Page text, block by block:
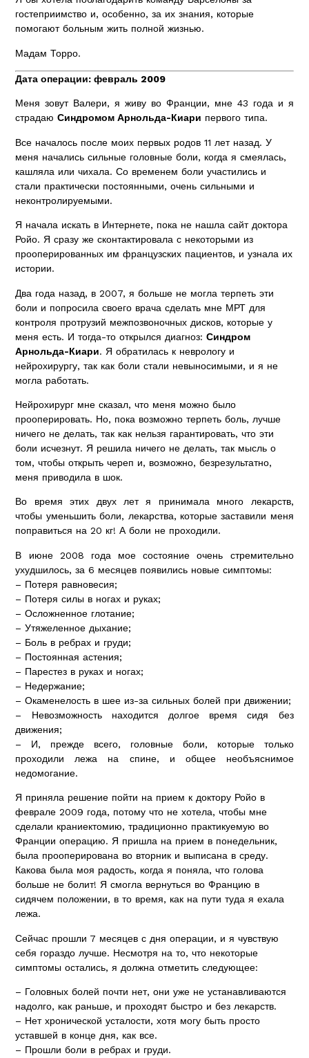
гостеприимство и, особенно, за их знания, которые
помогают больным жить полной жизнью.
Мадам Торро.
Дата операции: февраль 2009
Меня зовут Валери, я живу во Франции, мне 43 года и я
страдаюСиндромом Арнольда-Киари первого типа.
Все началось после моих первых родов 11 лет назад. У
меня начались сильные головные боли, когда я смеялась,
кашляла или чихала. Со временем боли участились и
стали практически постоянными, очень сильными и
неконтролируемыми.
Я начала искать в Интернете, пока не нашла сайт доктора
Ройо. Я сразу же сконтактировала с некоторыми из
прооперированных им французских пациентов, и узнала их
истории.
Два года назад, в 2007, я больше не могла терпеть эти
боли и попросила своего врача сделать мне МРТ для
контроля протрузий межпозвоночных дисков, которые у
меня есть. И тогда-то открылся диагноз:Синдром
Арнольда-Киари. Я обратилась к неврологу и
нейрохирургу, так как боли стали невыносимыми, и я не
могла работать.
Нейрохирург мне сказал, что меня можно было
прооперировать. Но, пока возможно терпеть боль, лучше
ничего не делать, так как нельзя гарантировать, что эти
боли исчезнут. Я решила ничего не делать, так мысль о
том, чтобы открыть череп и, возможно, безрезультатно,
меня приводила в шок.
Во время этих двух лет я принимала много лекарств,
чтобы уменьшить боли, лекарства, которые заставили меня
поправиться на 20 кг! А боли не проходили.
В июне 2008 года мое состояние очень стремительно
ухудшилось, за 6 месяцев появились новые симптомы:
– Потеря равновесия;
– Потеря силы в ногах и руках;
– Осложненное глотание;
– Утяжеленное дыхание;
– Боль в ребрах и груди;
– Постоянная астения;
– Парестез в руках и ногах;
– Недержание;
– Окаменелость в шее из-за сильных болей при движении;
– Невозможность находится долгое время сидя без
движения;
– И, прежде всего, головные боли, которые только
проходили лежа на спине, и общее необъяснимое
недомогание.
Я приняла решение пойти на прием к доктору Ройо в
феврале 2009 года, потому что не хотела, чтобы мне
сделали краниектомию, традиционно практикуемую во
Франции операцию. Я пришла на прием в понедельник,
была прооперирована во вторник и выписана в среду.
Какова была моя радость, когда я поняла, что голова
больше не болит! Я смогла вернуться во Францию в
сидячем положении, в то время, как на пути туда я ехала
лежа.
Сейчас прошли 7 месяцев с дня операции, и я чувствую
себя гораздо лучше. Несмотря на то, что некоторые
симптомы остались, я должна отметить следующее:
– Головных болей почти нет, они уже не устанавливаются
надолго, как раньше, и проходят быстро и без лекарств.
– Нет хронической усталости, хотя могу быть просто
уставшей в конце дня, как все.
– Прошли боли в ребрах и груди.